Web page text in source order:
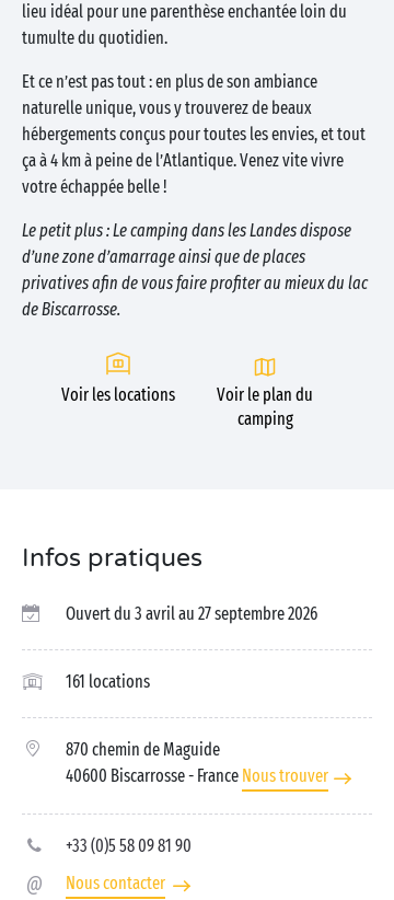
lieu idéal pour une parenthèse enchantée loin du
tumulte du quotidien.
Et ce n’est pas tout : en plus de son ambiance
naturelle unique, vous y trouverez de beaux
hébergements conçus pour toutes les envies, et tout
ça à 4 km à peine de l’Atlantique. Venez vite vivre
votre échappée belle !
Le petit plus : Le camping dans les Landes dispose
d’une zone d’amarrage ainsi que de places
privatives afin de vous faire profiter au mieux du lac
de Biscarrosse.
Voir les locations
Voir le plan du
camping
Infos pratiques
Ouvert du 3 avril au 27 septembre 2026
161 locations
870 chemin de Maguide
40600 Biscarrosse- France Nous trouver
+33 (0)5 58 09 81 90
Nous contacter